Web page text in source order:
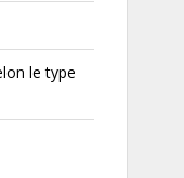
le type